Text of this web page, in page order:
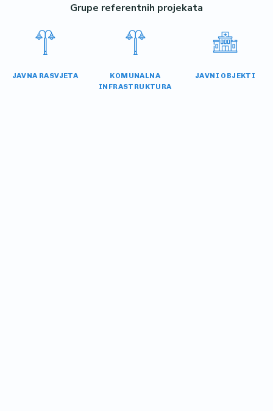
Grupe referentnih projekata
JAVNA RASVJETA
KOMUNALNA
INFRASTRUKTURA
JAVNI OBJEKTI